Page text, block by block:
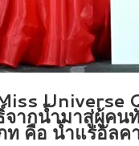
ากน้ำมาสู่ผู้ค
คือ น้ำแร่อั